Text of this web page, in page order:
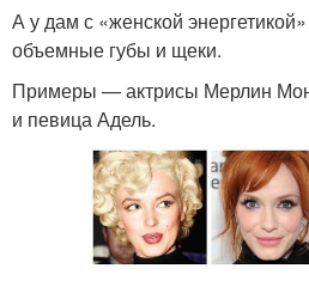
А у дам с «женской
объемные губы и щеки.
Примеры — актрисы Мерлин
и певица Адель.